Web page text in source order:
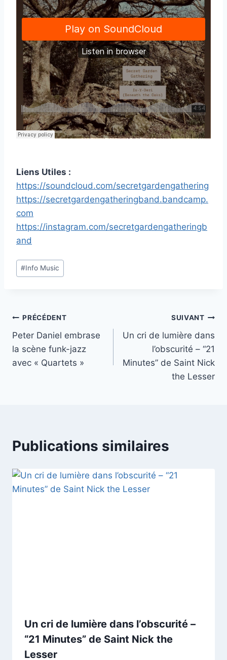
Liens Utiles :
https://soundcloud.com/secretgardengathering
https://secretgardengatheringband.bandcamp.
com
https://instagram.com/secretgardengatheringb
and
Étiquettes
de
#Info Music
Navigation
de
l’article
PRÉCÉDENT
Peter Daniel embrase
la scène funk-jazz
avec « Quartets »
SUIVANT
Un cri de lumière dans
l’obscurité – “21
Minutes” de Saint Nick
the Lesser
Publications similaires
Un cri de lumière dans l’obscurité –
“21 Minutes” de Saint Nick the
Lesser